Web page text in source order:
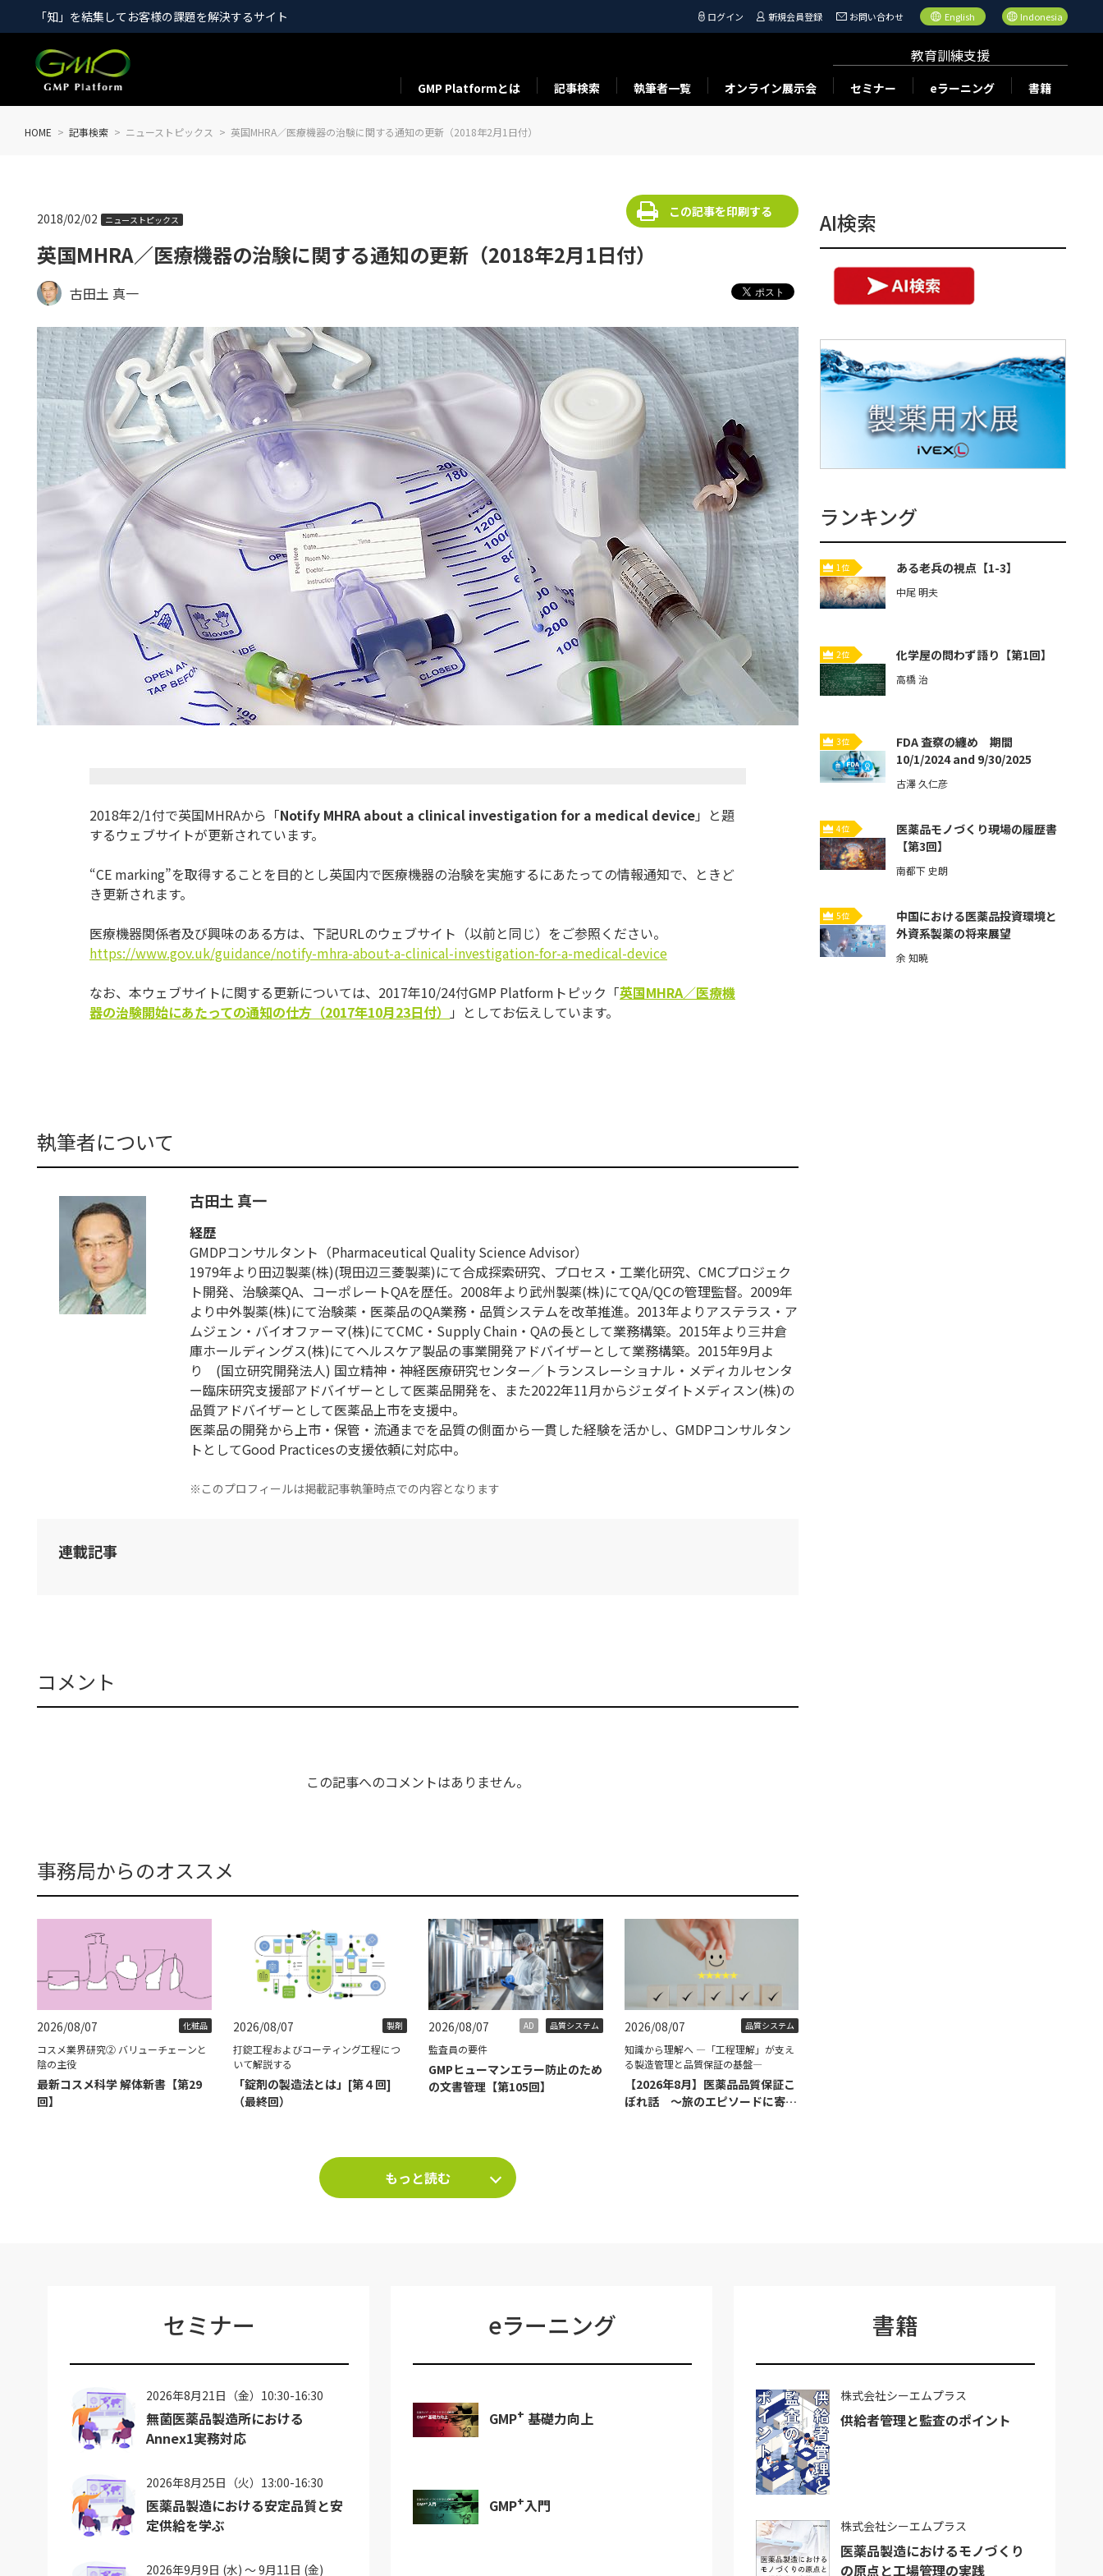
「知」を結集してお客様の課題を解決するサイト ログイン 新規会員登録 お問い合わせ English Indonesia
GMP Platformとは 記事検索 執筆者一覧 オンライン展示会
教育訓練支援
セミナー eラーニング 書籍
HOME 記事検索 ニューストピックス 英国MHRA／医療機器の治験に関する通知の更新（2018年2月1日付）
英国MHRA／医療機器の治験に関する通知の更新（2018年2月1日付）
2018/02/02 ニューストピックス
この記事を印刷する
古田土 真一
2018年2/1付で英国MHRAから「Notify MHRA about a clinical investigation for a medical device」と題
するウェブサイトが更新されています。
“CE marking”を取得することを目的とし英国内で医療機器の治験を実施するにあたっての情報通知で、ときど
き更新されます。
医療機器関係者及び興味のある方は、下記URLのウェブサイト（以前と同じ）をご参照ください。
https://www.gov.uk/guidance/notify-mhra-about-a-clinical-investigation-for-a-medical-device
なお、本ウェブサイトに関する更新については、2017年10/24付GMP Platformトピック「英国MHRA／医療機
器の治験開始にあたっての通知の仕方（2017年10月23日付） 」としてお伝えしています。
執筆者について
古田土 真一
経歴
GMDPコンサルタント（Pharmaceutical Quality Science Advisor）
1979年より田辺製薬(株)(現田辺三菱製薬)にて合成探索研究、プロセス・工業化研究、CMCプロジェク
ト開発、治験薬QA、コーポレートQAを歴任。2008年より武州製薬(株)にてQA/QCの管理監督。2009年
より中外製薬(株)にて治験薬・医薬品のQA業務・品質システムを改革推進。2013年よりアステラス・ア
ムジェン・バイオファーマ(株)にてCMC・Supply Chain・QAの長として業務構築。2015年より三井倉
庫ホールディングス(株)にてヘルスケア製品の事業開発アドバイザーとして業務構築。2015年9月よ
り (国立研究開発法人) 国立精神・神経医療研究センター／トランスレーショナル・メディカルセンタ
ー臨床研究支援部アドバイザーとして医薬品開発を、また2022年11月からジェダイトメディスン(株)の
品質アドバイザーとして医薬品上市を支援中。
医薬品の開発から上市・保管・流通までを品質の側面から一貫した経験を活かし、GMDPコンサルタン
トとしてGood Practicesの支援依頼に対応中。
※このプロフィールは掲載記事執筆時点での内容となります
連載記事
コメント
この記事へのコメントはありません。
事務局からのオススメ
2026/08/07 化粧品
コスメ業界研究② バリューチェーンと
陰の主役
最新コスメ科学 解体新書【第29
回】
2026/08/07 製剤
打錠工程およびコーティング工程につ
いて解説する
「錠剤の製造法とは」[第４回]
（最終回）
2026/08/07 AD 品質システム
監査員の要件
GMPヒューマンエラー防止のため
の文書管理【第105回】
2026/08/07 品質システム
知識から理解へ ―「工程理解」が支え
る製造管理と品質保証の基盤―
【2026年8月】医薬品品質保証こ
ぼれ話 ～旅のエピソードに寄せ
もっと読む
AI検索
ランキング
1位 ある老兵の視点【1-3】
中尾 明夫
2位 化学屋の問わず語り【第1回】
高橋 治
3位
FDA 査察の纏め 期間
10/1/2024 and 9/30/2025
古澤 久仁彦
4位
医薬品モノづくり現場の履歴書
【第3回】
南都下 史朗
5位
中国における医薬品投資環境と
外資系製薬の将来展望
余 知暁
セミナー
2026年8月21日（金）10:30-16:30
無菌医薬品製造所における
Annex1実務対応
2026年8月25日（火）13:00-16:30
医薬品製造における安定品質と安
定供給を学ぶ
2026年9月9日 (水) ～ 9月11日 (金)
eラーニング
GMP+ 基礎力向上
GMP+入門
書籍
株式会社シーエムプラス
供給者管理と監査のポイント
株式会社シーエムプラス
医薬品製造におけるモノづくり
の原点と工場管理の実践